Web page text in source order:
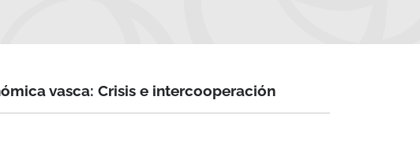
vasca: Crisis e intercooperación